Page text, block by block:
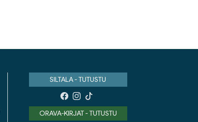
SILTALA - TUTUSTU
ORAVA-KIRJAT - TUTUSTU